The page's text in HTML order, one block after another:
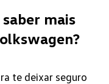
mais
te deixar seguro